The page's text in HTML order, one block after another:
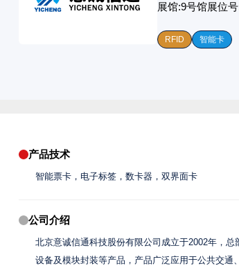
展馆:9号馆展位
RFID 智能卡
产品技术
智能票卡，电子标签，数卡器，双界面卡
公司介绍
北京意诚信通科技股份有限公司成立于2002年，
设备及模块封装等产品，产品广泛应用于公共交